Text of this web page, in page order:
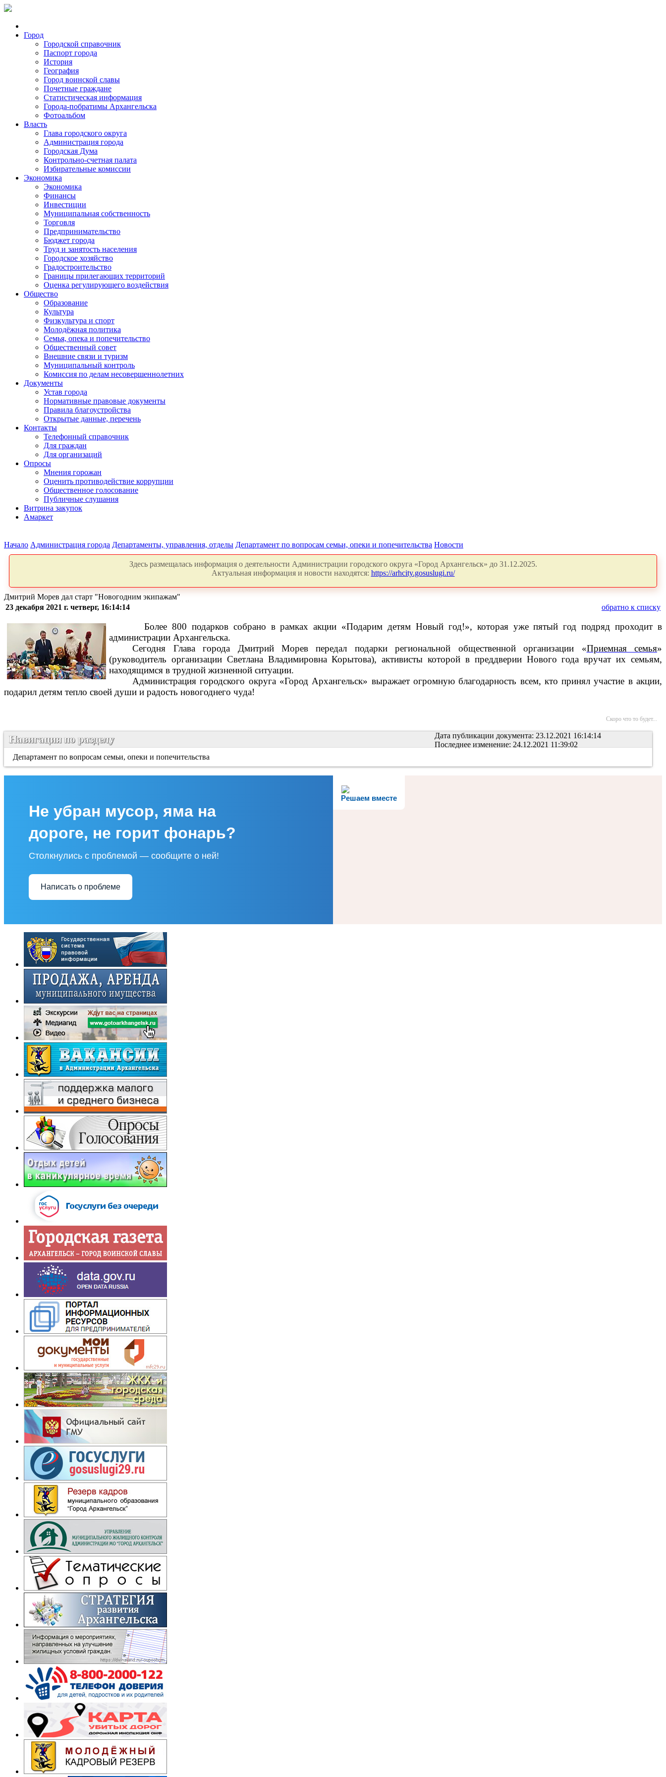
Город
Городской справочник
Паспорт города
История
География
Город воинской славы
Почетные граждане
Статистическая информация
Города-побратимы Архангельска
Фотоальбом
Власть
Глава городского округа
Администрация города
Городская Дума
Контрольно-счетная палата
Избирательные комиссии
Экономика
Экономика
Финансы
Инвестиции
Муниципальная собственность
Торговля
Предпринимательство
Бюджет города
Труд и занятость населения
Городское хозяйство
Градостроительство
Границы прилегающих территорий
Оценка регулирующего воздействия
Общество
Образование
Культура
Физкультура и спорт
Молодёжная политика
Семья, опека и попечительство
Общественный совет
Внешние связи и туризм
Муниципальный контроль
Комиссия по делам несовершеннолетних
Документы
Устав города
Нормативные правовые документы
Правила благоустройства
Открытые данные, перечень
Контакты
Телефонный справочник
Для граждан
Для организаций
Опросы
Мнения горожан
Оценить противодействие коррупции
Общественное голосование
Публичные слушания
Витрина закупок
Амаркет
Начало Администрация города Департаменты, управления, отделы Департамент по вопросам семьи, опеки и попечительства Новости
Здесь размещалась информация о деятельности Администрации городского округа «Город Архангельск» до 31.12.2025.
Актуальная информация и новости находятся: https://arhcity.gosuslugi.ru/
Дмитрий Морев дал старт "Новогодним экипажам"
23 декабря 2021 г. четверг, 16:14:14
обратно к списку
Более 800 подарков собрано в рамках акции «Подарим детям Новый год!», которая уже пятый год подряд проходит в
администрации Архангельска.
Сегодня Глава города Дмитрий Морев передал подарки региональной общественной организации «Приемная семья»
(руководитель организации Светлана Владимировна Корытова), активисты которой в преддверии Нового года вручат их семьям,
находящимся в трудной жизненной ситуации.
Администрация городского округа «Город Архангельск» выражает огромную благодарность всем, кто принял участие в акции,
подарил детям тепло своей души и радость новогоднего чуда!
Скоро что то будет...
Дата публикации документа: 23.12.2021 16:14:14
Последнее изменение: 24.12.2021 11:39:02
Навигация по разделу
Департамент по вопросам семьи, опеки и попечительства
Решаем вместе
Не убран мусор, яма на
дороге, не горит фонарь?
Столкнулись с проблемой — сообщите о ней!
Написать о проблеме